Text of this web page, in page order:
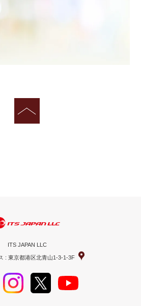
ITS JAPAN LLC
: 東京都港区北青山1-3-1-3F